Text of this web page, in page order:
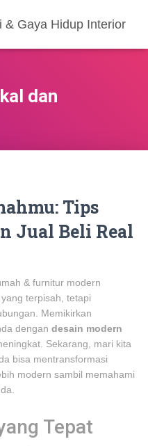
& Gaya Hidup Interior
dan
Tips
Jual Beli Real
& furnitur modern
terpisah, tetapi
Memikirkan
dengan desain modern
Sekarang, mari kita
bisa mentransformasi
modern sambil memahami
Tepat